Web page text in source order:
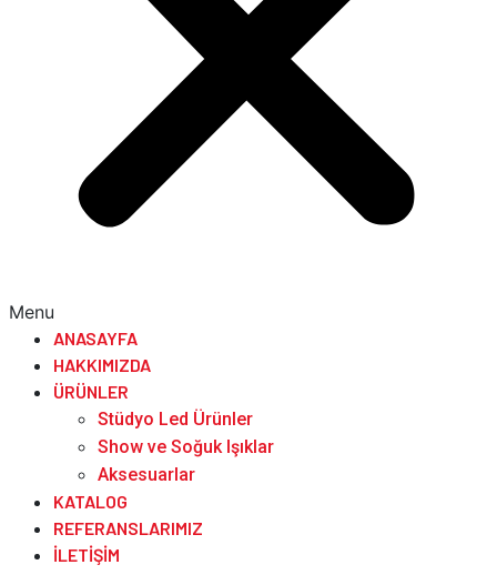
Menu
ANASAYFA
HAKKIMIZDA
ÜRÜNLER
Stüdyo Led Ürünler
Show ve Soğuk Işıklar
Aksesuarlar
KATALOG
REFERANSLARIMIZ
İLETIŞIM